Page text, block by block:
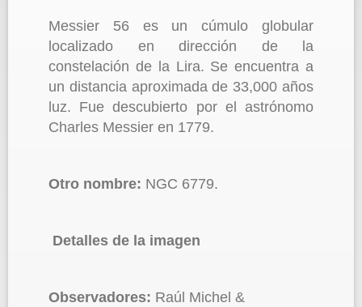
Messier 56 es un cúmulo globular
localizado en dirección de la
constelación de la Lira. Se encuentra a
un distancia aproximada de 33,000 años
luz. Fue descubierto por el astrónomo
Charles Messier en 1779.
Otro nombre: NGC 6779.
Detalles de la imagen
Observadores: Raúl Michel &